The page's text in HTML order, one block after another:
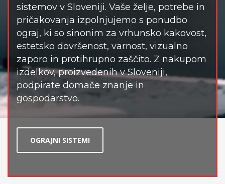
sistemov v Sloveniji. Vaše želje, potrebe in
pričakovanja izpolnjujemo s ponudbo
ograj, ki so sinonim za vrhunsko kakovost,
estetsko dovršenost, varnost, vizualno
zaporo in protihrupno zaščito. Z nakupom
izdelkov, proizvedenih v Sloveniji,
podpirate domače znanje in
gospodarstvo.
OGRAJNI SISTEMI